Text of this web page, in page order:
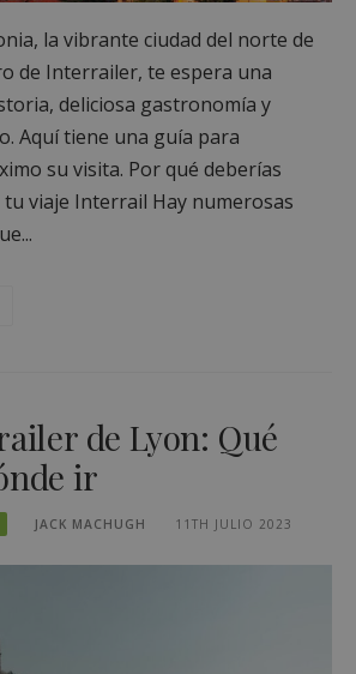
la vibrante ciudad del norte de
de Interrailer, te espera una
deliciosa gastronomía y
Aquí tiene una guía para
su visita. Por qué deberías
viaje Interrail Hay numerosas
de Lyon: Qué
ir
JACK MACHUGH 11TH JULIO 2023